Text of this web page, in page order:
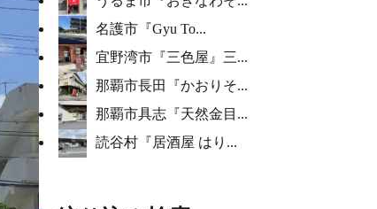
名護市『Gyu To...
宜野湾市『三色屋』三...
那覇市長田『かおりそ...
那覇市具志『天然金目...
読谷村『居酒屋 はり...